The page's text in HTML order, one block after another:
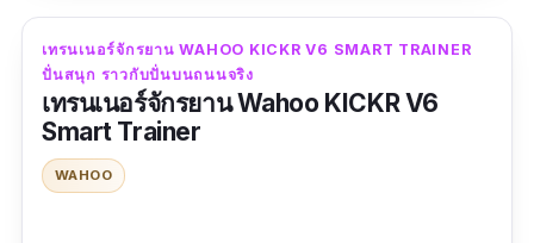
ขับสูงสุด 2200 วัตต์ และการจำลองความชันที่
หลากหลาย ช่วยให้คุณฝึกซ้อมได้อย่างมี
ประสิทธิภาพและท้าทายยิ่งขึ้น อีกทั้งยังมาพร้อม
กับการเชื่อมต่อที่หลากหลาย และการทำงานที่
เงียบ เพื่อให้คุณเพลิดเพลินกับการปั่นได้อย่างเต็มที่
เทรนเนอร์จักรยาน WAHOO KICKR V6 SMART TRAINER
ปั่นสนุก ราวกับปั่นบนถนนจริง
เทรนเนอร์จักรยาน Wahoo KICKR V6
Smart Trainer
WAHOO